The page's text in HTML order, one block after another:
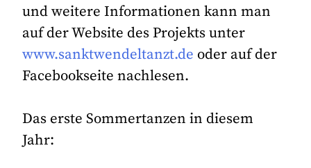
und weitere Informationen kann man
auf der Website des Projekts unter
www.sanktwendeltanzt.de oder auf der
Facebookseite nachlesen.
Das erste Sommertanzen in diesem
Jahr: